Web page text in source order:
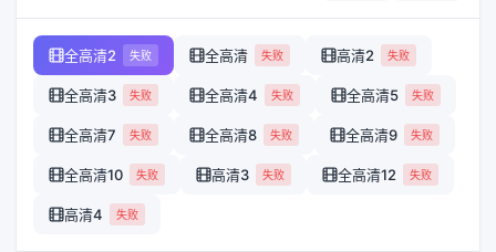
全高清2 失败 全高清 失败 高清2 失败
全高清3 失败 全高清4 失败 全高清5 失败
全高清7 失败 全高清8 失败 全高清9 失败
全高清10 失败 高清3 失败 全高清12 失败
高清4 失败